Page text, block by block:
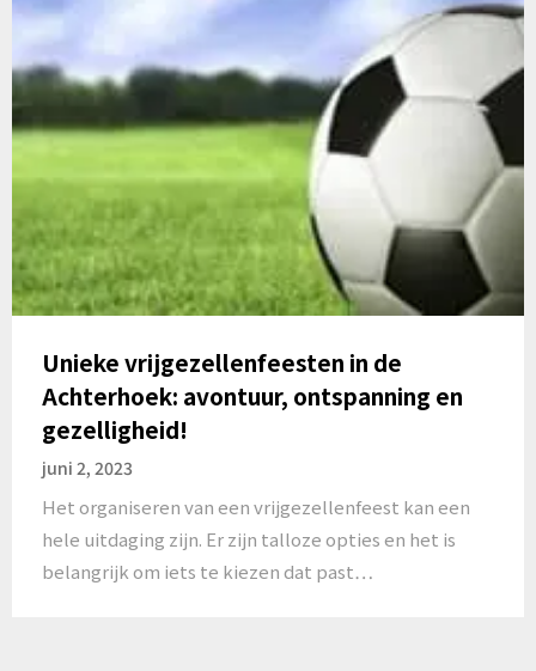
Unieke vrijgezellenfeesten in de
Achterhoek: avontuur, ontspanning en
gezelligheid!
juni 2, 2023
Het organiseren van een vrijgezellenfeest kan een
hele uitdaging zijn. Er zijn talloze opties en het is
belangrijk om iets te kiezen dat past…